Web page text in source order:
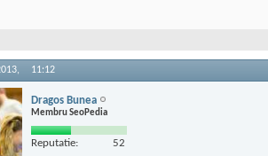
11:12
Dragos Bunea
Membru SeoPedia
Reputatie: 52